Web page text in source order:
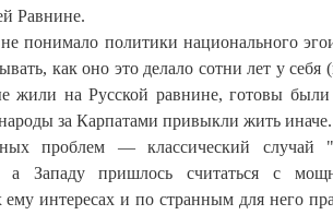
Равнине.
понимало политики национального
как оно это делало сотни лет у себя
жили на Русской равнине, готовы были
за Карпатами привыкли жить иначе.
проблем — классический случай
а Западу пришлось считаться с
интересах и по странным для него